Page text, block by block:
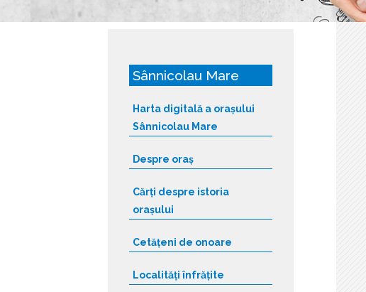
Sânnicolau Mare
Harta digitală a orașului
Sânnicolau Mare
Despre oraș
Cărți despre istoria
orașului
Cetățeni de onoare
Localități înfrățite